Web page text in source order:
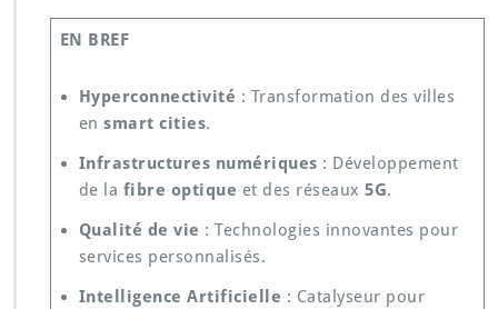
EN BREF
Hyperconnectivité : Transformation des villes
en smart cities.
Infrastructures numériques : Développement
de la fibre optique et des réseaux 5G.
Qualité de vie : Technologies innovantes pour
services personnalisés.
Intelligence Artificielle : Catalyseur pour